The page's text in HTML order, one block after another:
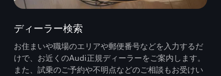
ディーラー検索
お住まいや職場のエリアや郵便番号などを入力するだ
けで、お近くのAudi正規ディーラーをご案内します。
また、試乗のご予約や不明点などのご相談もお受けい